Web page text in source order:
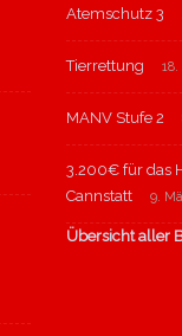
Atemschutz 3
Tierrettung
MANV Stufe 2
3.200€ für das
Cannstatt
9.
Übersicht aller